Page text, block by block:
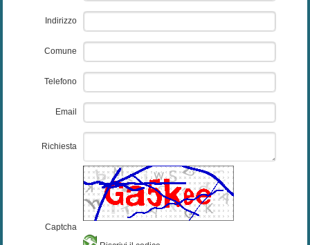
Indirizzo
Comune
Telefono
Email
Richiesta
Captcha